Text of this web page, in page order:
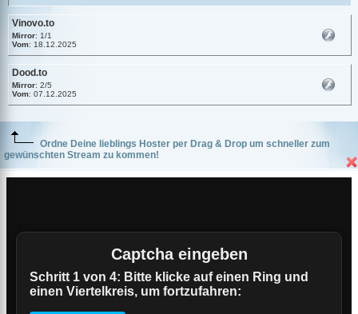
Vinovo.to
Mirror: 1/1
Vom: 18.12.2025
Dood.to
Mirror: 2/5
Vom: 07.12.2025
Ordne Deine lieblings Hoster per Drag & Drop um schneller zum
gewünschten Stream zu kommen!